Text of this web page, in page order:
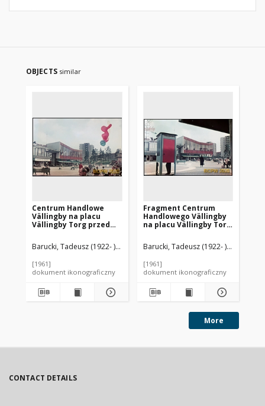
OBJECTS similar
Centrum Handlowe
Vällingby na placu
Vällingby Torg przed
fragment elewacji
budynku, Sztokholm-
Barucki, Tadeusz (1922- ). Fotograf
[1961]
dokument ikonograficzny
Fragment Centrum
Handlowego Vällingby
na placu Vällingby Torg
kolejowym, Sztokholm-
Vällingby, Szwecja
Barucki, Tadeusz (1922- ). Fotograf
[1961]
dokument ikonograficzny
More
CONTACT DETAILS